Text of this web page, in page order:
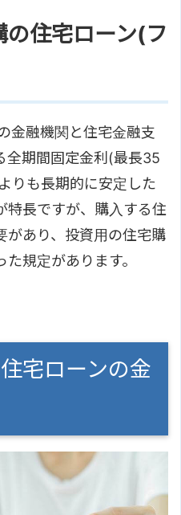
住宅ローン(フ
金融機関と住宅金融支
全期間固定金利(最長35
りも長期的に安定した
特長ですが、購入する住
があり、投資用の住宅購
規定があります。
宅ローンの金